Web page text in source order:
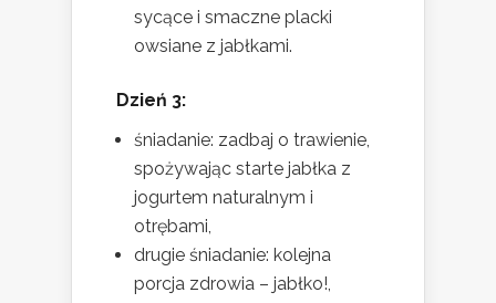
sycące i smaczne placki
owsiane z jabłkami.
Dzień 3:
śniadanie: zadbaj o trawienie,
spożywając starte jabłka z
jogurtem naturalnym i
otrębami,
drugie śniadanie: kolejna
porcja zdrowia – jabłko!,